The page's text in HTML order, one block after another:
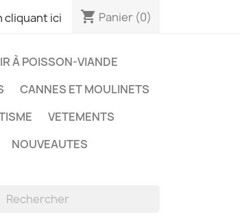
cliquant ici shopping_cart Panier (0)
À POISSON-VIANDE
CANNES ET MOULINETS
VETEMENTS
NOUVEAUTES